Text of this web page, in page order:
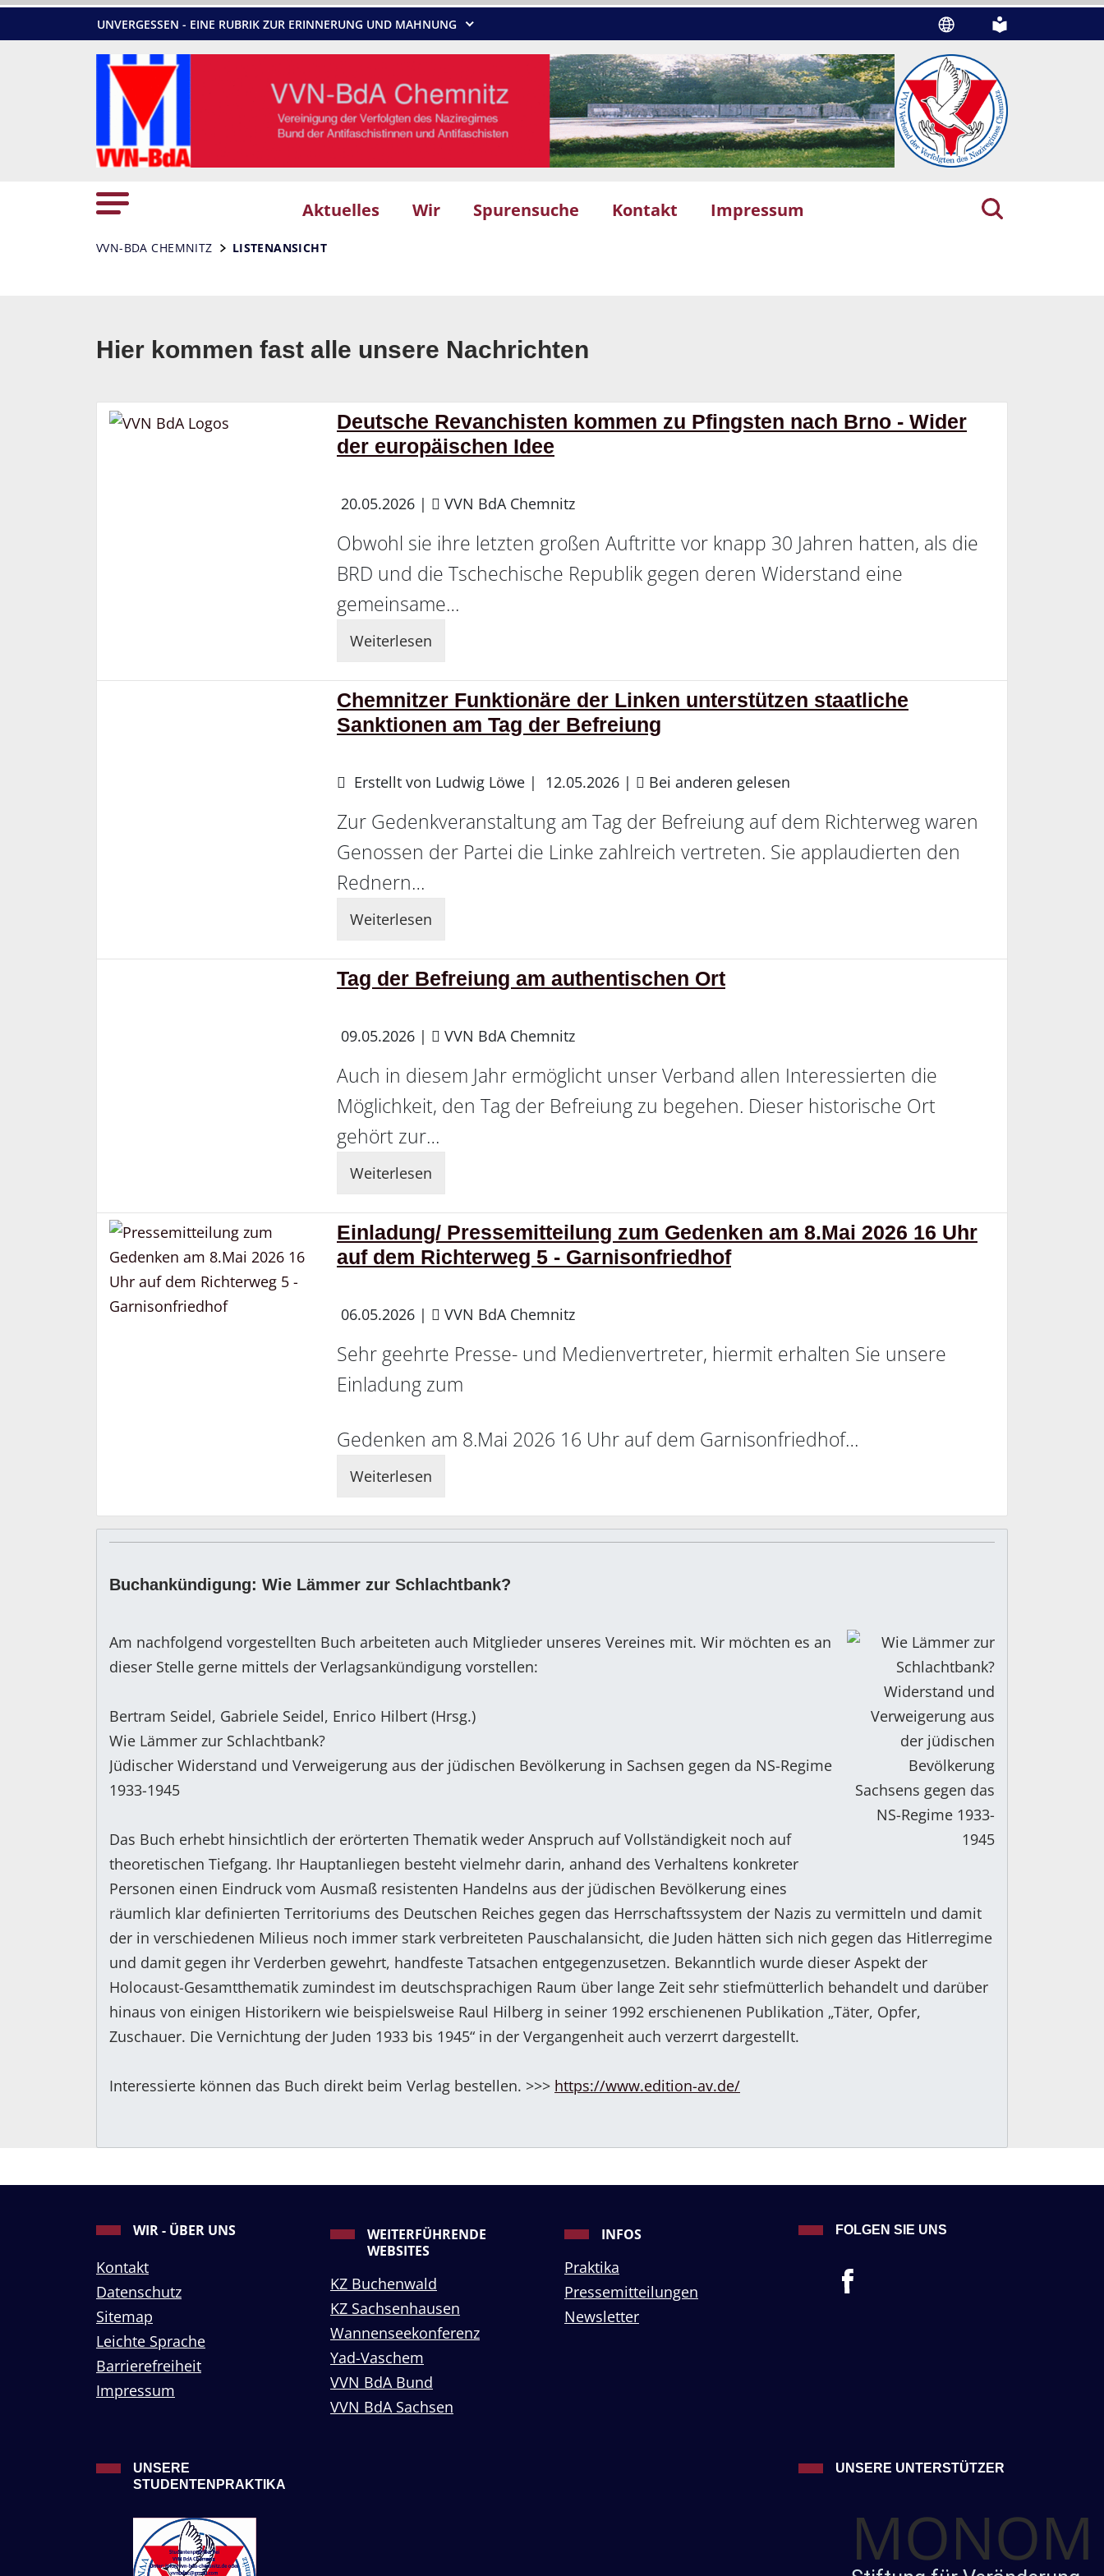
UNVERGESSEN - EINE RUBRIK ZUR ERINNERUNG UND MAHNUNG
Aktuelles Wir Spurensuche Kontakt Impressum
VVN-BDA CHEMNITZ LISTENANSICHT
Hier kommen fast alle unsere Nachrichten
Deutsche Revanchisten kommen zu Pfingsten nach Brno - Wider
der europäischen Idee
20.05.2026 | VVN BdA Chemnitz
Obwohl sie ihre letzten großen Auftritte vor knapp 30 Jahren hatten, als die
BRD und die Tschechische Republik gegen deren Widerstand eine
gemeinsame…
Weiterlesen
Chemnitzer Funktionäre der Linken unterstützen staatliche
Sanktionen am Tag der Befreiung
Erstellt von Ludwig Löwe | 12.05.2026 | Bei anderen gelesen
Zur Gedenkveranstaltung am Tag der Befreiung auf dem Richterweg waren
Genossen der Partei die Linke zahlreich vertreten. Sie applaudierten den
Rednern…
Weiterlesen
Tag der Befreiung am authentischen Ort
09.05.2026 | VVN BdA Chemnitz
Auch in diesem Jahr ermöglicht unser Verband allen Interessierten die
Möglichkeit, den Tag der Befreiung zu begehen. Dieser historische Ort
gehört zur…
Weiterlesen
Einladung/ Pressemitteilung zum Gedenken am 8.Mai 2026 16 Uhr
auf dem Richterweg 5 - Garnisonfriedhof
06.05.2026 | VVN BdA Chemnitz
Sehr geehrte Presse- und Medienvertreter, hiermit erhalten Sie unsere
Einladung zum
Gedenken am 8.Mai 2026 16 Uhr auf dem Garnisonfriedhof…
Weiterlesen
Buchankündigung: Wie Lämmer zur Schlachtbank?
Am nachfolgend vorgestellten Buch arbeiteten auch Mitglieder unseres Vereines mit. Wir möchten es an
dieser Stelle gerne mittels der Verlagsankündigung vorstellen:
Bertram Seidel, Gabriele Seidel, Enrico Hilbert (Hrsg.)
Wie Lämmer zur Schlachtbank?
Jüdischer Widerstand und Verweigerung aus der jüdischen Bevölkerung in Sachsen gegen da NS-Regime
1933-1945
Das Buch erhebt hinsichtlich der erörterten Thematik weder Anspruch auf Vollständigkeit noch auf
theoretischen Tiefgang. Ihr Hauptanliegen besteht vielmehr darin, anhand des Verhaltens konkreter
Personen einen Eindruck vom Ausmaß resistenten Handelns aus der jüdischen Bevölkerung eines
räumlich klar definierten Territoriums des Deutschen Reiches gegen das Herrschaftssystem der Nazis zu vermitteln und damit
der in verschiedenen Milieus noch immer stark verbreiteten Pauschalansicht, die Juden hätten sich nich gegen das Hitlerregime
und damit gegen ihr Verderben gewehrt, handfeste Tatsachen entgegenzusetzen. Bekanntlich wurde dieser Aspekt der
Holocaust-Gesamtthematik zumindest im deutschsprachigen Raum über lange Zeit sehr stiefmütterlich behandelt und darüber
hinaus von einigen Historikern wie beispielsweise Raul Hilberg in seiner 1992 erschienenen Publikation „Täter, Opfer,
Zuschauer. Die Vernichtung der Juden 1933 bis 1945“ in der Vergangenheit auch verzerrt dargestellt.
Interessierte können das Buch direkt beim Verlag bestellen. >>> https://www.edition-av.de/
WIR - ÜBER UNS
Kontakt
Datenschutz
Sitemap
Leichte Sprache
Barrierefreiheit
Impressum
WEITERFÜHRENDE
WEBSITES
KZ Buchenwald
KZ Sachsenhausen
Wannenseekonferenz
Yad-Vaschem
VVN BdA Bund
VVN BdA Sachsen
INFOS
Praktika
Pressemitteilungen
Newsletter
FOLGEN SIE UNS
UNSERE
STUDENTENPRAKTIKA
UNSERE UNTERSTÜTZER
MONOM